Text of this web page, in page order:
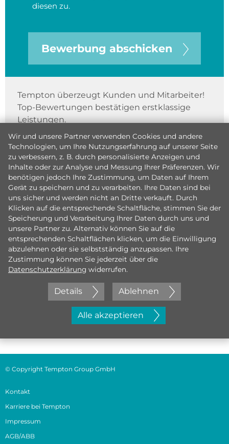
diesen zu.
Bewerbung abschicken
Tempton überzeugt Kunden und Mitarbeiter!
Top-Bewertungen bestätigen erstklassige
Leistungen.
Jetzt initiativ bewerben
Wir und unsere Partner verwenden Cookies und andere
Technologien, um Ihre Nutzungserfahrung auf unserer Seite
zu verbessern, z. B. durch personalisierte Anzeigen und
Inhalte oder zur Analyse und Messung Ihrer Präferenzen. Wir
benötigen jedoch Ihre Zustimmung, um Daten auf Ihrem
Gerät zu speichern und zu verarbeiten. Ihre Daten sind bei
uns sicher und werden nicht an Dritte verkauft. Durch
Klicken auf die entsprechende Schaltfläche, stimmen Sie der
Speicherung und Verarbeitung Ihrer Daten durch uns und
unsere Partner zu. Alternativ können Sie auf die
entsprechenden Schaltflächen klicken, um die Einwilligung
abzulehnen oder sie selbstständig anzupassen. Ihre
Zustimmung können Sie jederzeit über die
Datenschutzerklärung widerrufen.
Details Ablehnen
Alle akzeptieren
© Copyright Tempton Group GmbH
Kontakt
Karriere bei Tempton
Impressum
AGB/ABB